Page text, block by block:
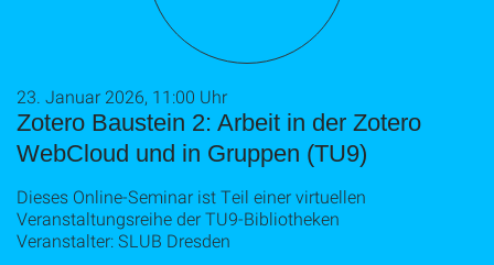
Zotero Baustein 2: Arbeit in der Zotero
WebCloud und in Gruppen (TU9)
23. Januar 2026, 11:00 Uhr
Dieses Online-Seminar ist Teil einer virtuellen
Veranstaltungsreihe der TU9-Bibliotheken
Veranstalter: SLUB Dresden